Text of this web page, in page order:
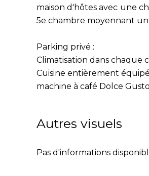
maison d'hôtes avec une
5e chambre moyennant
Parking privé :
Climatisation dans chaque
Cuisine entièrement
machine à café Dolce
Autres visuels
Pas d'informations